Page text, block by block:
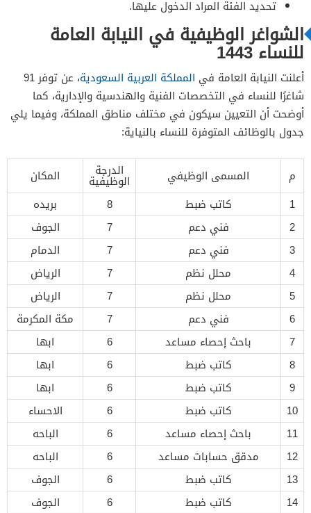
تحديد الفئة المراد الدخول عليها.
الشواغر الوظيفية في النيابة العامة
للنساء 1443
أعلنت النيابة العامة في المملكة العربية السعودية
، عن توفر 91
شاغرًا للنساء في التخصصات الفنية والهندسية والإدارية، كما
أوضحت أن التعيين سيكون في مختلف مناطق المملكة، وفيما يلي
جدول بالوظائف المتوفرة للنساء بالنياية:
م المسمى الوظيفي الدرجة
الوظيفية
المكان
1
كاتب ضبط 8
بريده
2
فني دعم 7
الجوف
3
فني دعم 7
الدمام
4
محلل نظم 7
الرياض
5
محلل نظم 7
الرياض
6
فني دعم 7
مكة المكرمة
7
باحث إحصاء مساعد 6
ابها
8
كاتب ضبط 6
ابها
9
كاتب ضبط 6
ابها
10
كاتب ضبط 6
الاحساء
11
باحث إحصاء مساعد 6
الباحه
12
مدقق حسابات مساعد 6
الباحه
13
كاتب ضبط 6
الجوف
14
كاتب ضبط 6
الجوف